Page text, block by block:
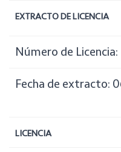
EXTRACTO DE LICENCIA
Número de
Fecha de extracto:
LICENCIA